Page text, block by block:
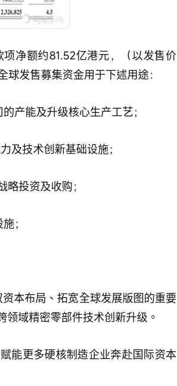
净额约81.52亿港元，（以发售价
发售募集资金用于下述用途：
产能及升级核心生产工艺；
及技术创新基础设施；
投资及收购；
；
本布局、拓宽全球发展版图的重要
域精密零部件技术创新升级。
能更多硬核制造企业奔赴国际资本